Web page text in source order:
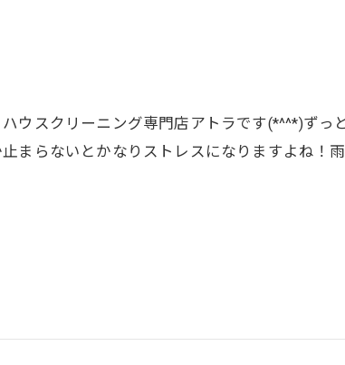
ウスクリーニング専門店アトラです(*^^*)ずっ
まらないとかなりストレスになりますよね！